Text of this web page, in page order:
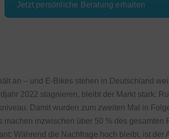
Jetzt persönliche Beratung erhalten
an – und E-Bikes stehen in Deutschland
2022 stagnieren, bleibt der Markt stark:
Damit wurden zum zweiten Mal in
machen inzwischen über 50 % des
Während die Nachfrage hoch bleibt, ist der